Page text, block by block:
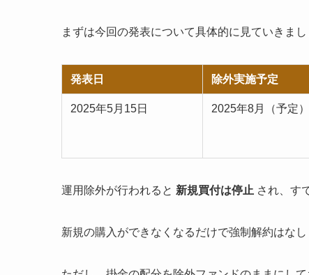
まずは今回の発表について具体的に見ていきまし
発表日 除外実施予定
2025年5月15日 2025年8月（予定）
運用除外が行われると 新規買付は停止 され、す
新規の購入ができなくなるだけで強制解約はなし